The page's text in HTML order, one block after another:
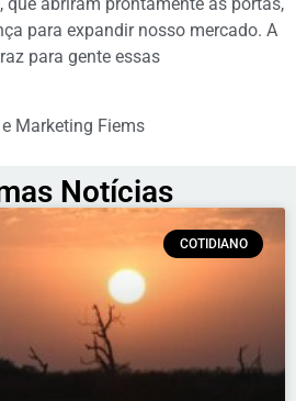
para expandir nosso mercado. A
para gente essas
Marketing Fiems
Notícias
COTIDIANO